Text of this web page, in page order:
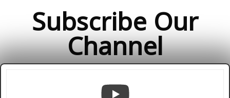
Subscribe Our
Channel